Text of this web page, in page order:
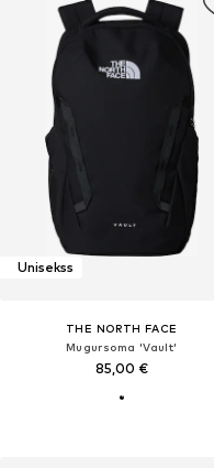
Unisekss
THE NORTH FACE
Mugursoma 'Vault'
85,00 €